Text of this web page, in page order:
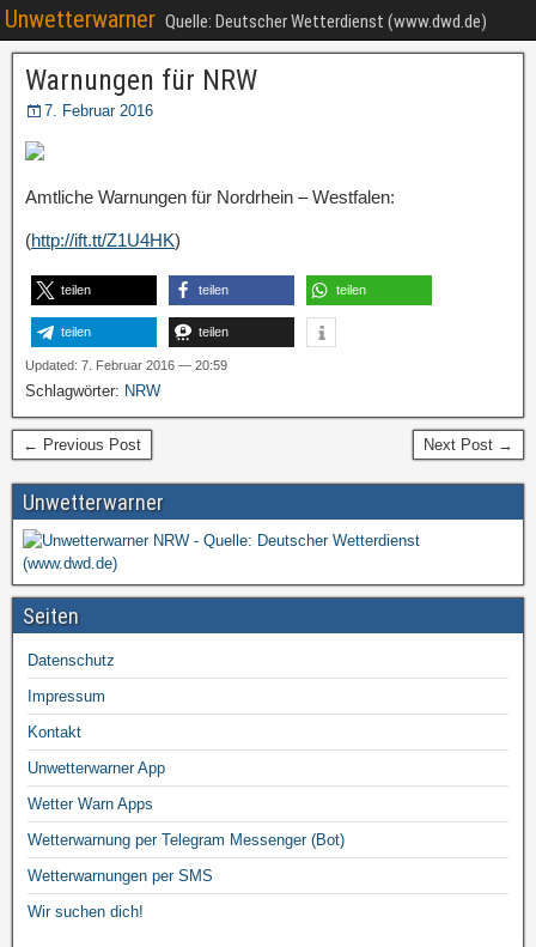
Unwetterwarner Quelle: Deutscher Wetterdienst (www.dwd.de)
Warnungen für NRW
7. Februar 2016
Amtliche Warnungen für Nordrhein – Westfalen:
(http://ift.tt/Z1U4HK)
teilen teilen teilen
teilen teilen
Updated: 7. Februar 2016 — 20:59
Schlagwörter: NRW
← Previous Post Next Post →
Unwetterwarner
Seiten
Datenschutz
Impressum
Kontakt
Unwetterwarner App
Wetter Warn Apps
Wetterwarnung per Telegram Messenger (Bot)
Wetterwarnungen per SMS
Wir suchen dich!